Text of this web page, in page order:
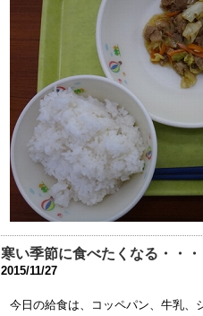
2023年11月20日 18:22
令和６年度入学選考について
2023年8月25日 09:00
第32回 公開研究会1次案内の
2023年6月14日 19:36
教育ボランティアについて
2023年5月11日 17:08
保健関係書類について
2023年4月14日 17:43
研究中間報告の終了のお知らせ
2023年3月20日 17:16
研究中間報告 お知らせの追伸
寒い季節に食べたくなる・・・
2015/11/27
今日の給食は、コッペパン、牛乳、